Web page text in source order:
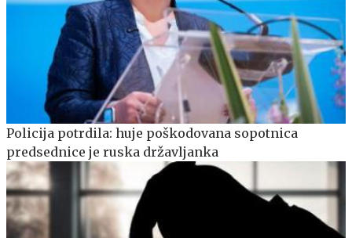
Policija potrdila: huje poškodovana sopotnica
predsednice je ruska državljanka